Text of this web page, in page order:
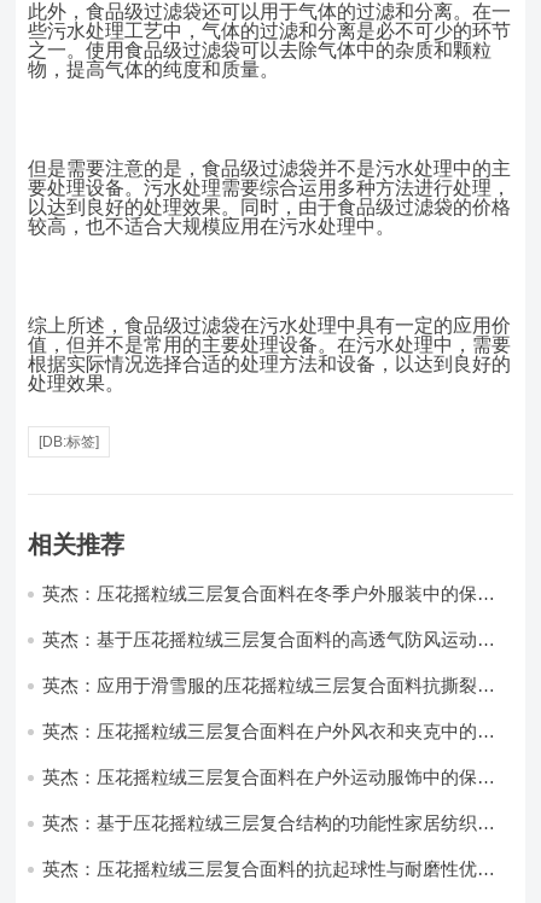
此外，食品级过滤袋还可以用于气体的过滤和分离。在一
些污水处理工艺中，气体的过滤和分离是必不可少的环节
之一。使用食品级过滤袋可以去除气体中的杂质和颗粒
物，提高气体的纯度和质量。
但是需要注意的是，食品级过滤袋并不是污水处理中的主
要处理设备。污水处理需要综合运用多种方法进行处理，
以达到良好的处理效果。同时，由于食品级过滤袋的价格
较高，也不适合大规模应用在污水处理中。
综上所述，食品级过滤袋在污水处理中具有一定的应用价
值，但并不是常用的主要处理设备。在污水处理中，需要
根据实际情况选择合适的处理方法和设备，以达到良好的
处理效果。
[DB:标签]
相关推荐
英杰：压花摇粒绒三层复合面料在冬季户外服装中的保暖
英杰：基于压花摇粒绒三层复合面料的高透气防风运动服
英杰：应用于滑雪服的压花摇粒绒三层复合面料抗撕裂与
英杰：压花摇粒绒三层复合面料在户外风衣和夹克中的应
英杰：压花摇粒绒三层复合面料在户外运动服饰中的保暖
英杰：基于压花摇粒绒三层复合结构的功能性家居纺织品
英杰：压花摇粒绒三层复合面料的抗起球性与耐磨性优化